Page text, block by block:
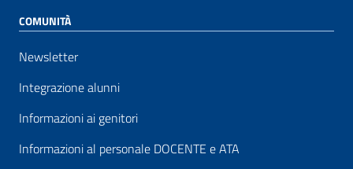
COMUNITÀ
Newsletter
Integrazione alunni
Informazioni ai genitori
Informazioni al personale DOCENTE e ATA